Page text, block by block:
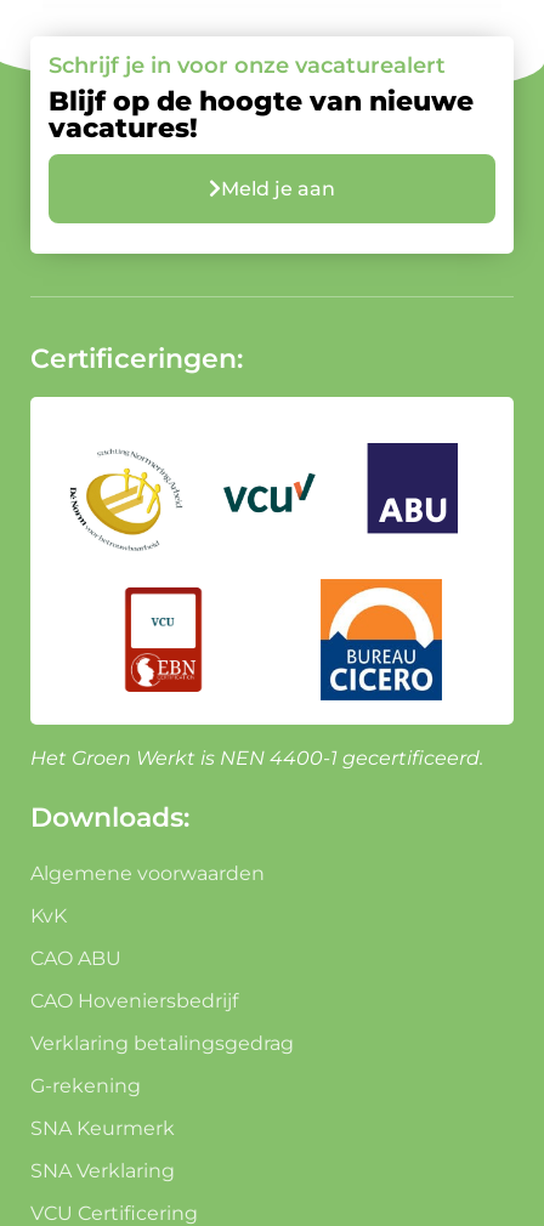
Schrijf je in voor onze vacaturealert
Blijf op de hoogte van nieuwe
vacatures!
Meld je aan
Certificeringen:
Het Groen Werkt is NEN 4400-1 gecertificeerd.
Downloads:
Algemene voorwaarden
KvK
CAO ABU
CAO Hoveniersbedrijf
Verklaring betalingsgedrag
G-rekening
SNA Keurmerk
SNA Verklaring
VCU Certificering